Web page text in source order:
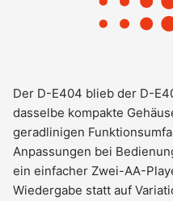
Der D-E404 blieb der D-
dasselbe kompakte
geradlinigen
Anpassungen bei
ein einfacher Zwei-AA-
Wiedergabe statt auf